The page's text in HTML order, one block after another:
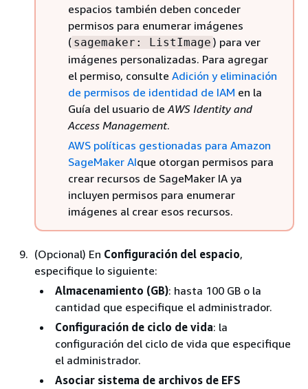
espacios también deben conceder
permisos para enumerar imágenes
( sagemaker: ListImage ) para ver
imágenes personalizadas. Para agregar
el permiso, consulte Adición y eliminación
de permisos de identidad de IAM en la
Guía del usuario deAWS Identity and
Access Management.
AWS políticas gestionadas para Amazon
SageMaker AIque otorgan permisos para
crear recursos de SageMaker IA ya
incluyen permisos para enumerar
imágenes al crear esos recursos.
(Opcional) En Configuración del espacio,
especifique lo siguiente:
Almacenamiento (GB): hasta 100 GB o la
cantidad que especifique el administrador.
Configuración de ciclo de vida: la
configuración del ciclo de vida que especifique
el administrador.
Asociar sistema de archivos de EFS